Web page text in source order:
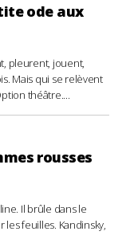
ode aux
pleurent, jouent,
Mais qui se relèvent
théâtre....
rousses
Il brûle dans le
les feuilles. Kandinsky,